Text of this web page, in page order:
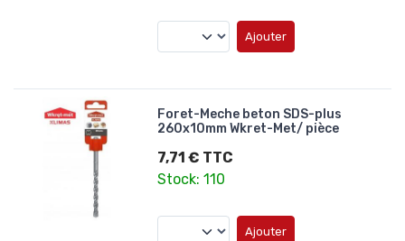
Ajouter
Foret-Meche beton SDS-plus
260x10mm Wkret-Met/ pièce
7,71 € TTC
Stock: 110
Ajouter